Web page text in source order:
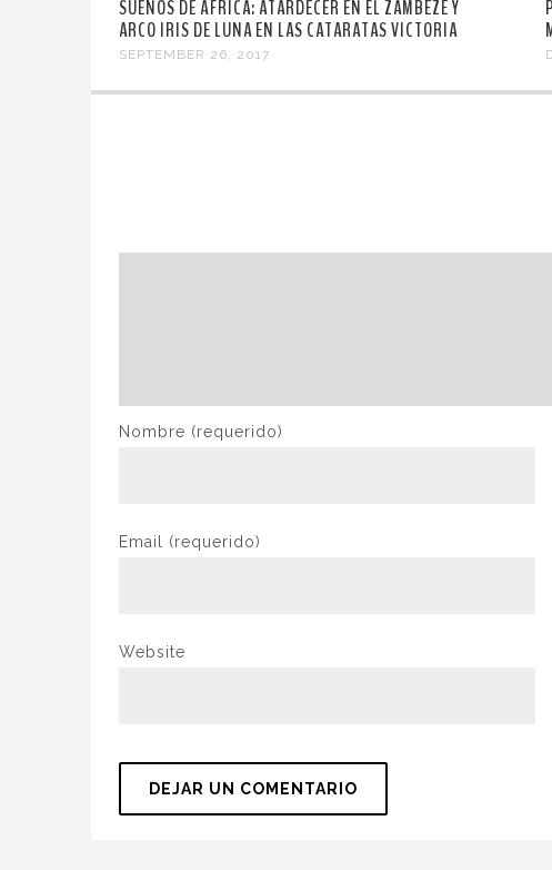
SUEÑOS DE ÁFRICA: ATARDECER EN EL ZAMBEZE Y
ARCO IRIS DE LUNA EN LAS CATARATAS VICTORIA
SEPTEMBER 26, 2017
Nombre (requerido)
Email (requerido)
Website